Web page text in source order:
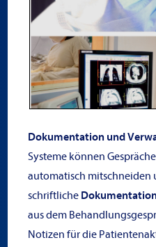
Dokumentation und
Systeme können
automatisch mitschneiden
schriftliche
aus dem
Notizen für die